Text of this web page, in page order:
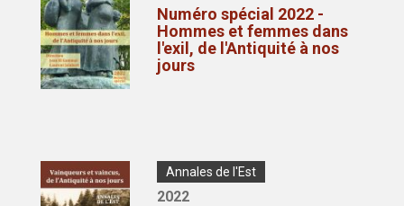
de
publication
Numéro spécial 2022 -
Hommes et femmes dans
l'exil, de l'Antiquité à nos
jours
Couverture/pochette
Type
de
Annales de l'Est
Année
2022